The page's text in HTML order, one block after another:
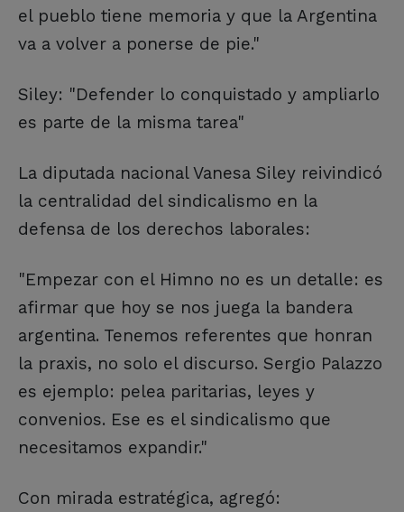
el pueblo tiene memoria y que la Argentina
va a volver a ponerse de pie."
Siley: "Defender lo conquistado y ampliarlo
es parte de la misma tarea"
La diputada nacional Vanesa Siley reivindicó
la centralidad del sindicalismo en la
defensa de los derechos laborales:
"Empezar con el Himno no es un detalle: es
afirmar que hoy se nos juega la bandera
argentina. Tenemos referentes que honran
la praxis, no solo el discurso. Sergio Palazzo
es ejemplo: pelea paritarias, leyes y
convenios. Ese es el sindicalismo que
necesitamos expandir."
Con mirada estratégica, agregó: